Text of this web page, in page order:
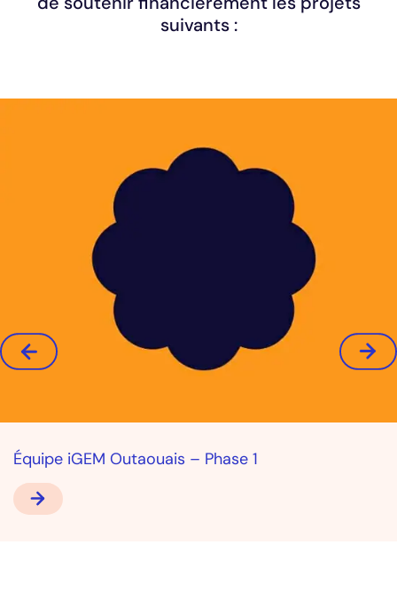
interinstitutionnelles entre le Cégep de l’Outaouais, le
Cégep Heritage College et l’UQO, a le plaisir de vous
suivants :
Équipe iGEM Outaouais – Phase 1